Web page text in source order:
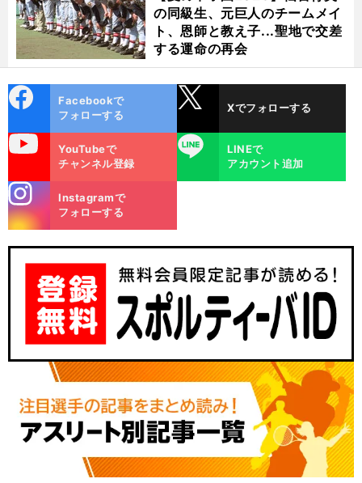
の同級生、元巨人のチームメイ
ト、恩師と教え子...聖地で交差
する運命の再会
ok
Facebookで
フォローする
Xでフォローする
YouTubeで
チャンネル登録
LINE
LINEで
アカウント追加
m
Instagramで
フォローする